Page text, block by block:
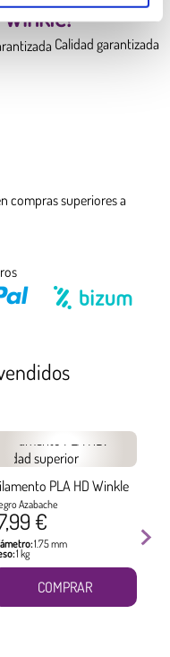
Calidad garantizada
PLA HD Winkle
Azabache
€
1.75 mm
1 kg
COMPRAR